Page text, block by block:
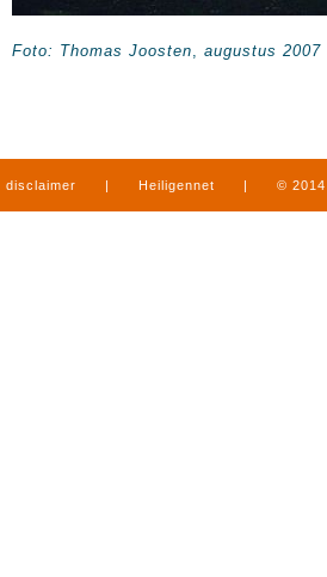
Foto: Thomas Joosten, augustus 2007
disclaimer | Heiligennet | ©